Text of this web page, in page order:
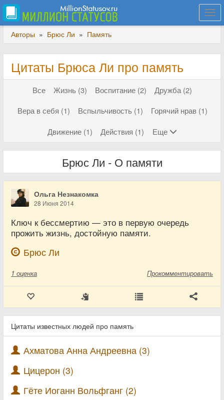
Авторы » Брюс Ли » Память
Цитаты Брюса Ли про память
Все Жизнь (3) Воспитание (2)
Дружба (2)
Вера в себя (1)
Вспыльчивость (1)
Горячий нрав (1)
Движение (1)
Действия (1) Еще
Брюс Ли - О памяти
Ольга Незнакомка
28 Июня 2014
Ключ к бессмертию — это в первую очередь
прожить жизнь, достойную памяти.
Брюс Ли
1 оценка Прокомментировать
Цитаты известных людей про память
Ахматова Анна Андреевна (3)
Цицерон (3)
Гёте Иоганн Вольфганг (2)